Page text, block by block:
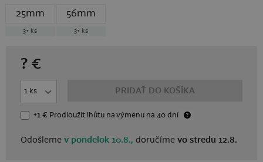
25mm
3+ ks
56mm
3+ ks
? €
PRIDAŤ DO KOŠÍKA
+1 € Prodloužit lhůtuna výmenu na 40 dní
Odošlemev pondelok 10.8., doručímevo stredu 12.8.